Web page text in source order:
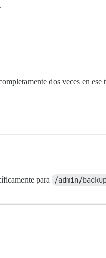
dos veces en
para /admin/